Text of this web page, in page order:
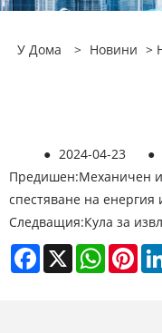
У Дома > Новини >
● 2024-04-23 ●
Предишен:Механичен
спестяване на енергия
Следващия:Кула за
Facebook
X WhatsApp